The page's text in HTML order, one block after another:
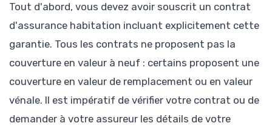
Tout d'abord, vous devez avoir souscrit un contrat
d'assurance habitation incluant explicitement cette
garantie. Tous les contrats ne proposent pas la
couverture en valeur à neuf : certains proposent une
couverture en valeur de remplacement ou en valeur
vénale. Il est impératif de vérifier votre contrat ou de
demander à votre assureur les détails de votre